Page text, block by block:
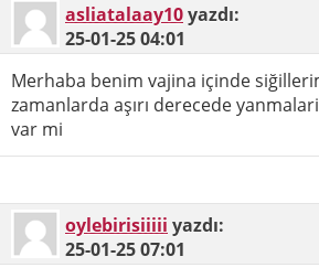
asliatalaay10yazdı:
25-01-2504:01
Merhaba benim vajina içinde
zamanlarda aşırı derecede
var mi
oylebirisiiiii yazdı:
25-01-2507:01